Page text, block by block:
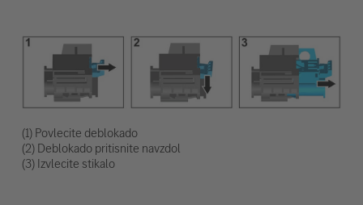
(1) Povlecite deblokado
(2) Deblokado pritisnite navzdol
(3) Izvlecite stikalo